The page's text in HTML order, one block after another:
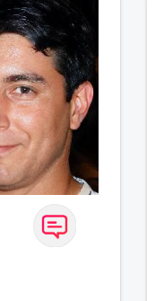
source
être de de